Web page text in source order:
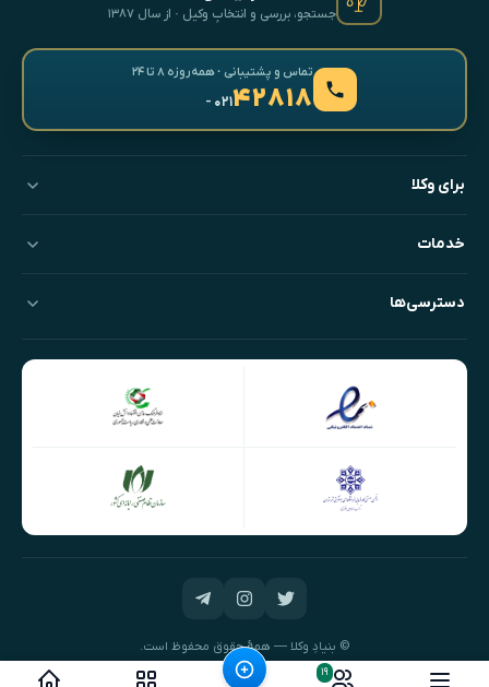
۱۹
جستجو، بررسی و انتخابِ وکیل · از سال ۱۳۸۷
تماس و پشتیبانی · همه‌روزه ۸ تا ۲۴
۴۲۸۱۸- ۰۲۱
برای وکلا
خدمات
دسترسی‌ها
© بنیادِ وکلا — همهٔ حقوق محفوظ است.
طراحی و توسعه:نیک‌داده‌پرداز